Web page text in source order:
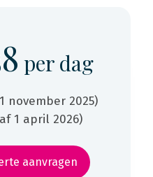
per dag
november 2025)
1 april 2026)
aanvragen